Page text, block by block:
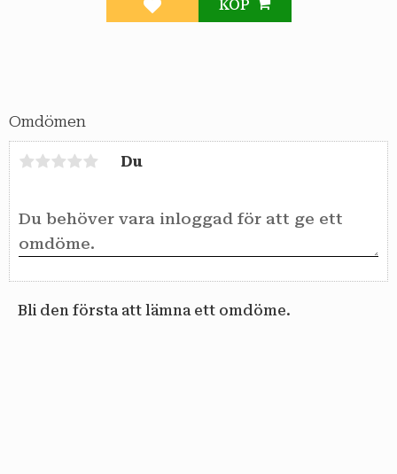
Omdömen
Du
Bli den första att lämna ett omdöme.
Lägg till i favoriter
KÖP